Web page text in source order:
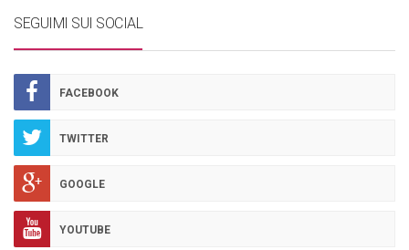
SEGUIMI SUI SOCIAL
FACEBOOK
TWITTER
GOOGLE
YOUTUBE